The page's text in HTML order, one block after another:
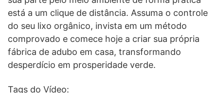
está a um clique de distância. Assuma o controle
do seu lixo orgânico, invista em um método
comprovado e comece hoje a criar sua própria
fábrica de adubo em casa, transformando
desperdício em prosperidade verde.
Tags do Vídeo: